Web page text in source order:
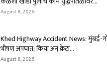
August 8, 2026
Khed Highway Accident News: मुंबई-
भीषण अपघात; किया अन् क्रेटा...
August 8, 2026